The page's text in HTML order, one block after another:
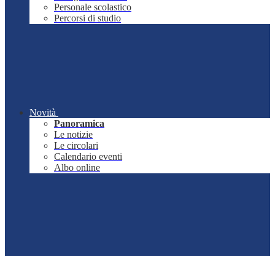
Personale scolastico
Percorsi di studio
Novità
Panoramica
Le notizie
Le circolari
Calendario eventi
Albo online